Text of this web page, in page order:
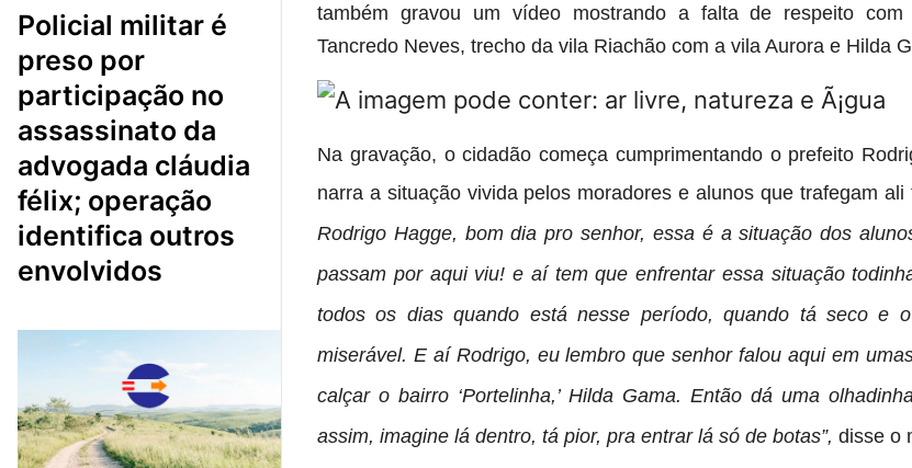
policial militar é
preso por
participação no
assassinato da
advogada cláudia
félix; operação
identifica outros
envolvidos
também gravou um vídeo mostrando a falta de respeito
Tancredo Neves, trecho da vila Riachão com a vila Aurora e Hilda
Na gravação, o cidadão começa cumprimentando o prefeito
narra a situação vivida pelos moradores e alunos que trafegam ali
Rodrigo Hagge, bom dia pro senhor, essa é a situação dos
passam por aqui viu! e aí tem que enfrentar essa situação
todos os dias quando está nesse período, quando tá seco e
miserável. E aí Rodrigo, eu lembro que senhor falou aqui em
calçar o bairro ‘Portelinha,’ Hilda Gama. Então dá uma
assim, imagine lá dentro, tá pior, pra entrar lá só de botas”, disse o